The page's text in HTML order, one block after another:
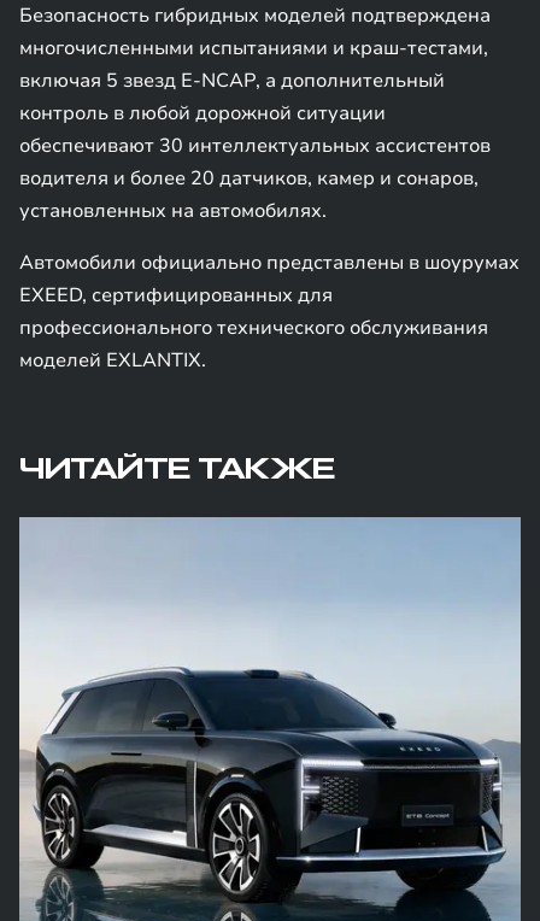
Безопасность гибридных моделей подтверждена
многочисленными испытаниями и краш-тестами,
включая 5 звезд E-NCAP, а дополнительный
контроль в любой дорожной ситуации
обеспечивают 30 интеллектуальных ассистентов
водителя и более 20 датчиков, камер и сонаров,
установленных на автомобилях.
Автомобили официально представлены в шоурумах
EXEED, сертифицированных для
профессионального технического обслуживания
моделей EXLANTIX.
ЧИТАЙТЕ ТАКЖЕ